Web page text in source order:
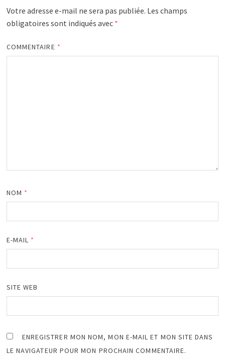
Votre adresse e-mail ne sera pas publiée. Les champs
obligatoires sont indiqués avec *
COMMENTAIRE *
NOM *
E-MAIL *
SITE WEB
ENREGISTRER MON NOM, MON E-MAIL ET MON SITE DANS
LE NAVIGATEUR POUR MON PROCHAIN COMMENTAIRE.